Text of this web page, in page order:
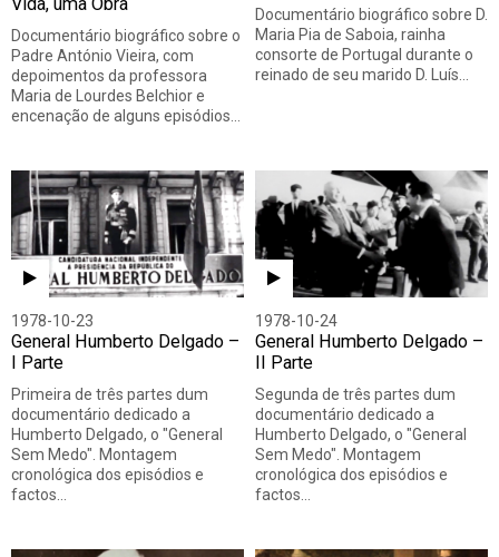
Documentário biográfico sobre o
Padre António Vieira, com
depoimentos da professora
Maria de Lourdes Belchior e
encenação de alguns episódios…
Documentário biográfico sobre D.
Maria Pia de Saboia, rainha
consorte de Portugal durante o
reinado de seu marido D. Luís…
1978-10-23
General Humberto Delgado –
I Parte
Primeira de três partes dum
documentário dedicado a
Humberto Delgado, o "General
Sem Medo". Montagem
cronológica dos episódios e
factos…
1978-10-24
General Humberto Delgado –
II Parte
Segunda de três partes dum
documentário dedicado a
Humberto Delgado, o "General
Sem Medo". Montagem
cronológica dos episódios e
factos…